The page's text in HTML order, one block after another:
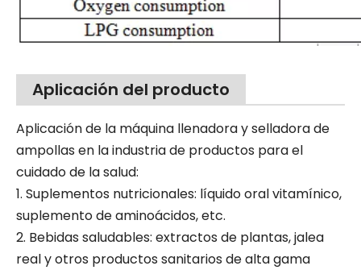
Aplicación del producto
Aplicación de la máquina llenadora y selladora de
ampollas en la industria de productos para el
cuidado de la salud:
1. Suplementos nutricionales: líquido oral vitamínico,
suplemento de aminoácidos, etc.
2. Bebidas saludables: extractos de plantas, jalea
real y otros productos sanitarios de alta gama